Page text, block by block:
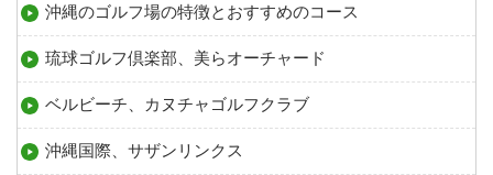
沖縄のゴルフ場の特徴とおすすめのコース
琉球ゴルフ倶楽部、美らオーチャード
ベルビーチ、カヌチャゴルフクラブ
沖縄国際、サザンリンクス